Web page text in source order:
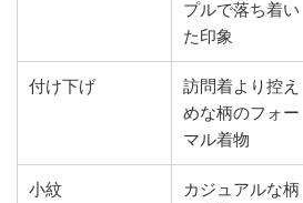
プルで落ち着い
た印象
付け下げ
訪問着より控え
めな柄のフォー
マル着物
小紋
カジュアルな柄